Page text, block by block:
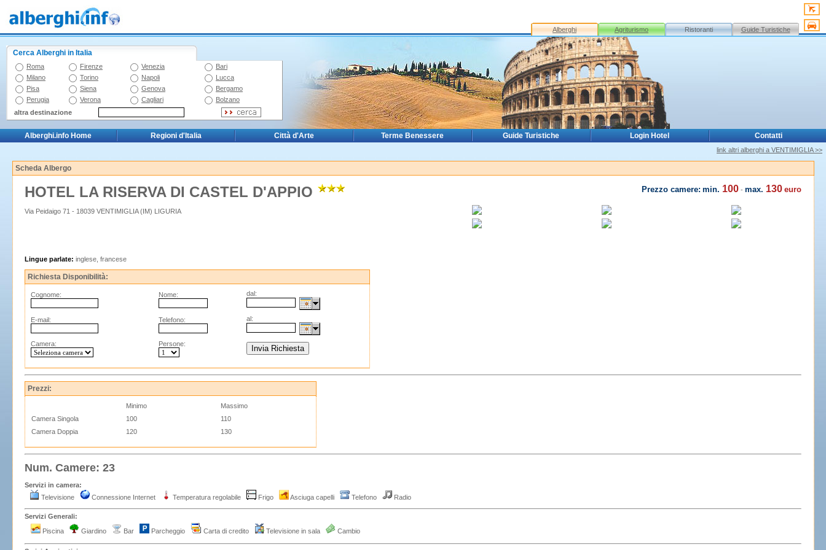
Alberghi Agriturismo Ristoranti Guide Turistiche
Cerca Alberghi in Italia
Roma Firenze Venezia
Bari
Milano
Torino Napoli
Lucca
Pisa
Siena Genova
Bergamo
Perugia
Verona Cagliari
Bolzano
altra destinazione
Alberghi.info Home Regioni d'Italia Città d'Arte Terme Benessere Guide Turistiche Login Hotel Contatti
link altri alberghi a VENTIMIGLIA >>
Scheda Albergo
HOTEL LA RISERVA DI CASTEL D'APPIO
Via Peidaigo 71 - 18039 VENTIMIGLIA (IM) LIGURIA
Lingue parlate: inglese, francese
Richiesta Disponibilità:
Cognome: Nome: dal:
E-mail: Telefono: al:
Camera: Persone:
Prezzo camere: min. 100 - max. 130 euro
Prezzi:
Minimo
Massimo
Camera Singola
100
110
Camera Doppia
120 130
Num. Camere: 23
Servizi in camera:
Televisione
Connessione Internet Temperatura regolabile Frigo Asciuga capelli Telefono Radio
Servizi Generali:
Piscina
Giardino Bar Parcheggio Carta di credito Televisione in sala Cambio